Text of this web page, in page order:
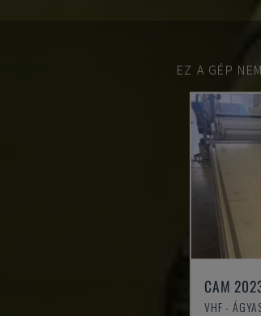
EZ A GÉP
CAM
VHF -